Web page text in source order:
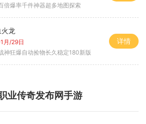
倍爆率千件神器超多地图探索
火龙
月/29日
神狂爆自动捡物长久稳定180新版
详情
业传奇发布网手游